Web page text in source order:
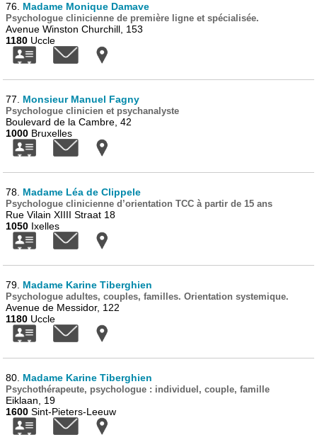
76. Madame Monique Damave
Psychologue clinicienne de première ligne et spécialisée.
Avenue Winston Churchill, 153
1180 Uccle
77. Monsieur Manuel Fagny
Psychologue clinicien et psychanalyste
Boulevard de la Cambre, 42
1000 Bruxelles
78. Madame Léa de Clippele
Psychologue clinicienne d’orientation TCC à partir de 15 ans
Rue Vilain XIIII Straat 18
1050 Ixelles
79. Madame Karine Tiberghien
Psychologue adultes, couples, familles. Orientation systemique.
Avenue de Messidor, 122
1180 Uccle
80. Madame Karine Tiberghien
Psychothérapeute, psychologue : individuel, couple, famille
Eiklaan, 19
1600 Sint-Pieters-Leeuw